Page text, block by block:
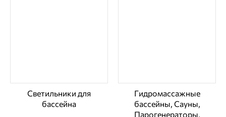
Светильники для
бассейна
Гидромассажные
бассейны, Сауны,
Парогенераторы,